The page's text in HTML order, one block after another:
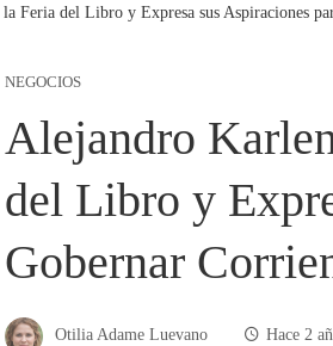
Feria del Libro y Expresa sus Aspiraciones
NEGOCIOS
Alejandro
del Libro y
Gobernar
Otilia Adame Luevano Hace 2